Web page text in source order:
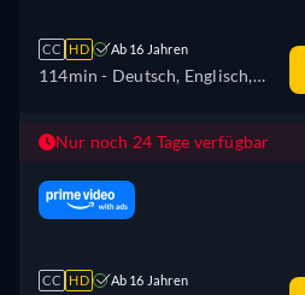
CC HD Ab 16 Jahren
114min - Deutsch, Englisch,
Italienisch, Japanisch,
Nur noch 24 Tage verfügbar
CC HD Ab 16 Jahren